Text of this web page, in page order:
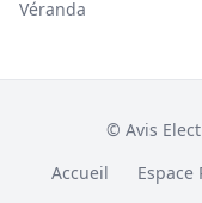
Véranda
© Avis
Accueil
Espace